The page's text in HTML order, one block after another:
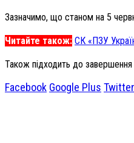
Зазначимо, що станом на 5
Читайте також: СК «ПЗУ
Також підходить до
Facebook Google Plus Twitter